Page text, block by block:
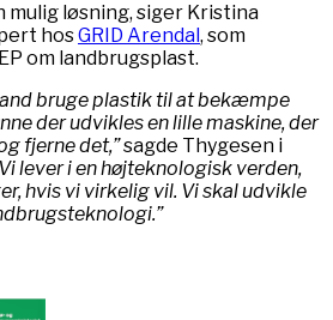
mulig løsning, siger Kristina
hosGRID Arendal , som
om landbrugsplast.
bruge plastik til at bekæmpe
der udvikles en lille maskine, der
fjerne det,”sagde Thygesen i
lever i en højteknologisk verden,
hvis vi virkelig vil. Vi skal udvikle